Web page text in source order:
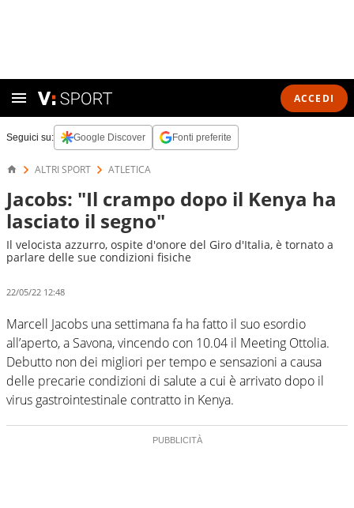
ACCEDI
Seguici su: Google Discover Fonti preferite
ALTRI SPORT ATLETICA
Jacobs: "Il crampo dopo il Kenya ha
lasciato il segno"
Il velocista azzurro, ospite d'onore del Giro d'Italia, è tornato a
parlare delle sue condizioni fisiche
22/05/22 12:48
Marcell Jacobs una settimana fa ha fatto il suo esordio
all’aperto, a Savona, vincendo con 10.04 il Meeting Ottolia.
Debutto non dei migliori per tempo e sensazioni a causa
delle precarie condizioni di salute a cui è arrivato dopo il
virus gastrointestinale contratto in Kenya.